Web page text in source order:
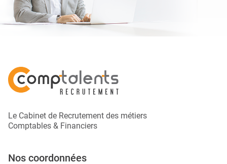
Le Cabinet de Recrutement des métiers
Comptables & Financiers
Nos coordonnées